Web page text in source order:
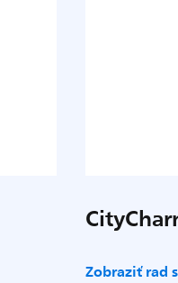
Zobraziť rad